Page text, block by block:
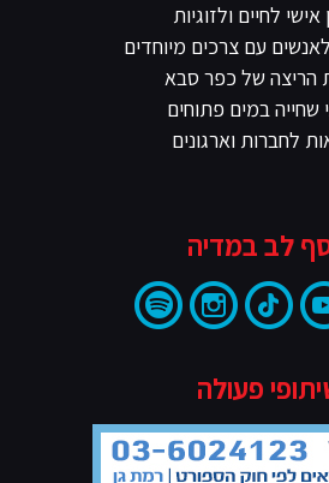
אישי לחיים ולזוגיות
עם צרכים מיוחדים
הריצה של כפר סבא
שחייה במים פתוחים
לחברות וארגונים
לב במדיה
פעולה